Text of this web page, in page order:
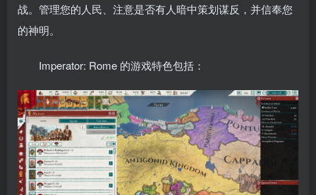
战。管理您的人民、注意是否有人暗中策划谋反，并信奉您
的神明。
Imperator: Rome 的游戏特色包括：